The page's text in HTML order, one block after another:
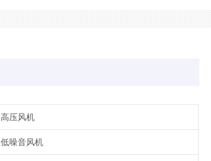
高压风机
低噪音风机